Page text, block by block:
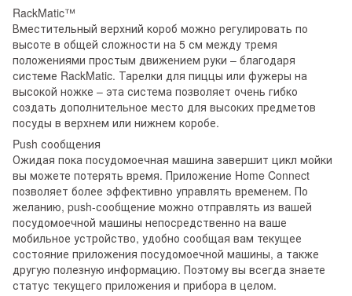
RackMatic™
Вместительный верхний короб можно регулировать по
высоте в общей сложности на 5 см между тремя
положениями простым движением руки – благодаря
системе RackMatic. Тарелки для пиццы или фужеры на
высокой ножке – эта система позволяет очень гибко
создать дополнительное место для высоких предметов
посуды в верхнем или нижнем коробе.
Push сообщения
Ожидая пока посудомоечная машина завершит цикл мойки
вы можете потерять время. Приложение Home Connect
позволяет более эффективно управлять временем. По
желанию, push-сообщение можно отправлять из вашей
посудомоечной машины непосредственно на ваше
мобильное устройство, удобно сообщая вам текущее
состояние приложения посудомоечной машины, а также
другую полезную информацию. Поэтому вы всегда знаете
статус текущего приложения и прибора в целом.